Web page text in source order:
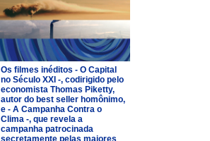
Os filmes inéditos - O Capital
no Século XXI -, codirigido pelo
economista Thomas Piketty,
autor do best seller homônimo,
e - A Campanha Contra o
Clima -, que revela a
campanha patrocinada
secretamente pelas maiores